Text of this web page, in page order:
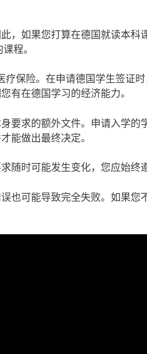
，如果您打算在德国就读本科
程。
保险。在申请德国学生签证
有在德国学习的经济能力。
要求的额外文件。申请入学的
能做出最终决定。
随时可能发生变化，您应始终
也可能导致完全失败。如果您